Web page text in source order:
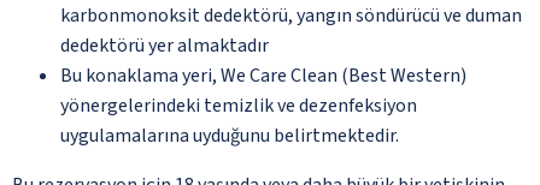
karbonmonoksit dedektörü, yangın söndürücü ve duman
dedektörü yer almaktadır
Bu konaklama yeri, We Care Clean (Best Western)
yönergelerindeki temizlik ve dezenfeksiyon
uygulamalarına uyduğunu belirtmektedir.